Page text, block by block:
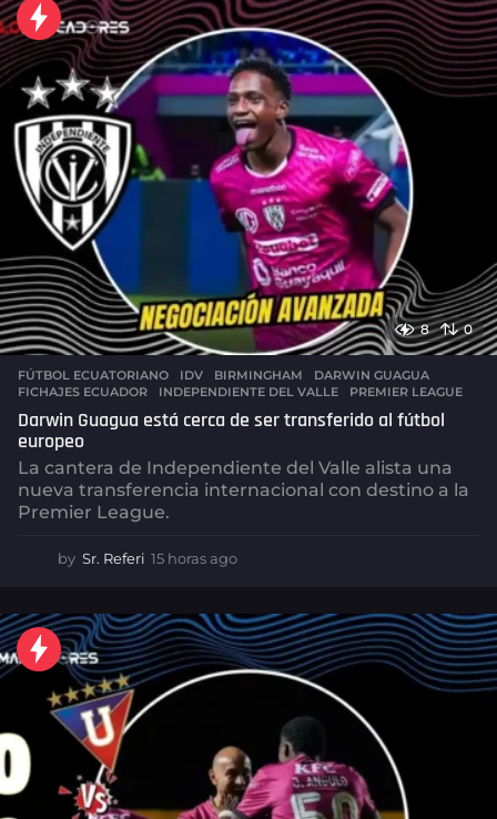
r
a
s
a
g
o
8 0
FÚTBOL ECUATORIANO ,IDV BIRMINGHAM ,DARWIN GUAGUA
FICHAJES ECUADOR
,INDEPENDIENTE DEL VALLE ,PREMIER LEAGUE
Darwin Guagua está cerca de ser transferido al fútbol
europeo
La cantera de Independiente del Valle alista una
nueva transferencia internacional con destino a la
Premier League.
by Sr. Referi 15 horas ago
o
r
a
o